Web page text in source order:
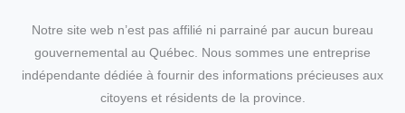
Notre site web n’est pas affilié ni parrainé par aucun bureau
gouvernemental au Québec. Nous sommes une entreprise
indépendante dédiée à fournir des informations précieuses aux
citoyens et résidents de la province.